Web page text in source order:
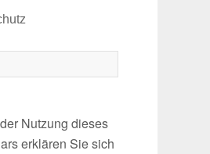
Nutzung dieses
erklären Sie sich